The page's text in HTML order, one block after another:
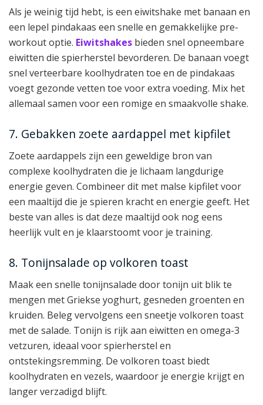
Als je weinig tijd hebt, is een eiwitshake met banaan en
een lepel pindakaas een snelle en gemakkelijke pre-
workout optie. Eiwitshakes bieden snel opneembare
eiwitten die spierherstel bevorderen. De banaan voegt
snel verteerbare koolhydraten toe en de pindakaas
voegt gezonde vetten toe voor extra voeding. Mix het
allemaal samen voor een romige en smaakvolle shake.
7. Gebakken zoete aardappel met kipfilet
Zoete aardappels zijn een geweldige bron van
complexe koolhydraten die je lichaam langdurige
energie geven. Combineer dit met malse kipfilet voor
een maaltijd die je spieren kracht en energie geeft. Het
beste van alles is dat deze maaltijd ook nog eens
heerlijk vult en je klaarstoomt voor je training.
8. Tonijnsalade op volkoren toast
Maak een snelle tonijnsalade door tonijn uit blik te
mengen met Griekse yoghurt, gesneden groenten en
kruiden. Beleg vervolgens een sneetje volkoren toast
met de salade. Tonijn is rijk aan eiwitten en omega-3
vetzuren, ideaal voor spierherstel en
ontstekingsremming. De volkoren toast biedt
koolhydraten en vezels, waardoor je energie krijgt en
langer verzadigd blijft.